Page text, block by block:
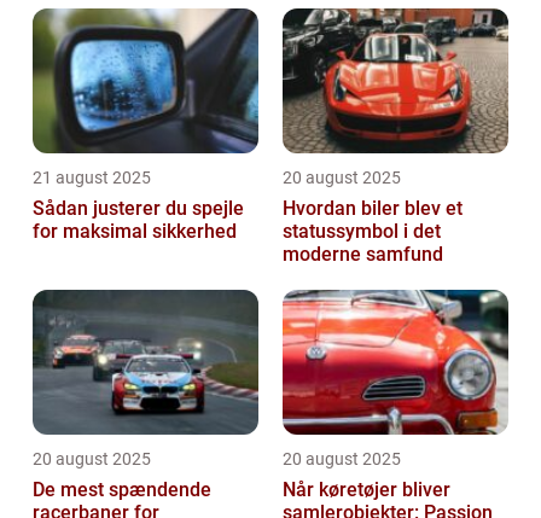
21 august 2025
Sådan justerer du spejle
for maksimal sikkerhed
20 august 2025
Hvordan biler blev et
statussymbol i det
moderne samfund
20 august 2025
De mest spændende
racerbaner for
20 august 2025
Når køretøjer bliver
samlerobjekter: Passion